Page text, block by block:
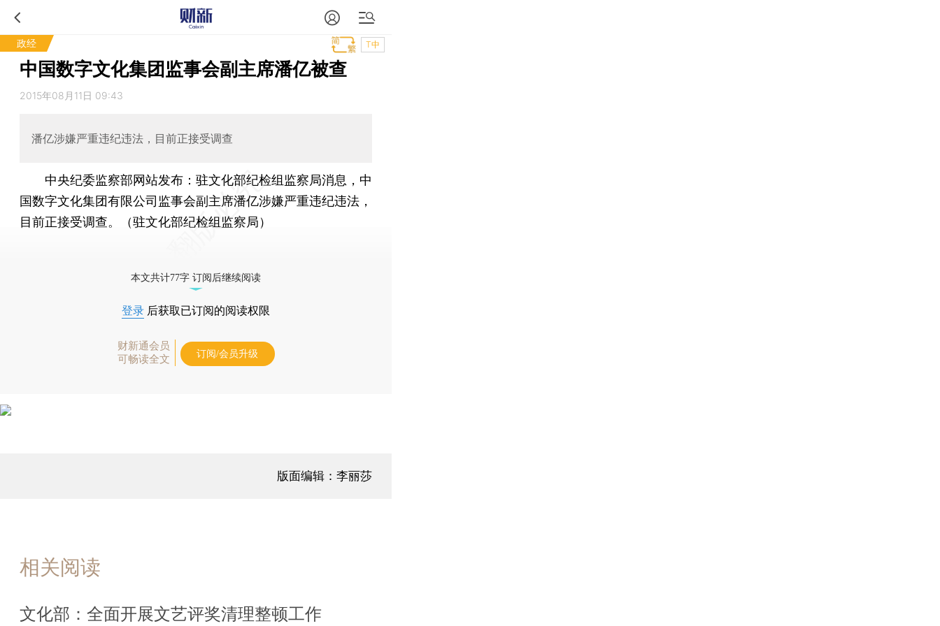
政经 T中
中国数字文化集团监事会副主席潘亿被查
2015年08月11日 09:43
潘亿涉嫌严重违纪违法，目前正接受调查
中央纪委监察部网站发布：驻文化部纪检组监察局消息，中
国数字文化集团有限公司监事会副主席潘亿涉嫌严重违纪违法，
目前正接受调查。（驻文化部纪检组监察局）
本文共计77字 订阅后继续阅读
登录 后获取已订阅的阅读权限
财新通会员
可畅读全文
订阅/会员升级
版面编辑：李丽莎
相关阅读
文化部：全面开展文艺评奖清理整顿工作